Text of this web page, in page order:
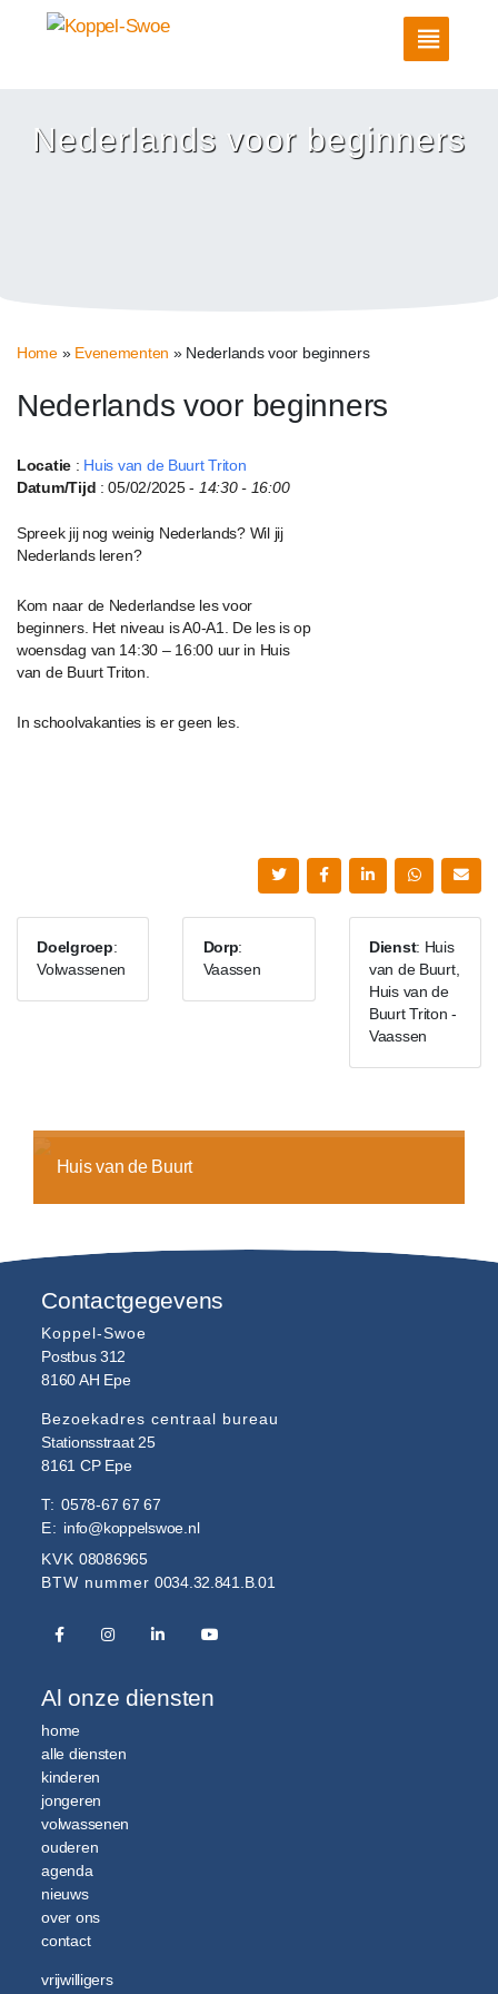
Nederlands voor beginners
Home» Evenementen » Nederlands voor beginners
Nederlands voor beginners
Locatie : Huis van de Buurt Triton
Datum/Tijd : 05/02/2025 - 14:30 - 16:00
Spreek jij nog weinig Nederlands? Wil jij
Nederlands leren?
Kom naar de Nederlandse les voor
beginners. Het niveau is A0-A1. De les is op
woensdag van 14:30 – 16:00 uur in Huis
van de Buurt Triton.
In schoolvakanties is er geen les.
Doelgroep:
Volwassenen
Dorp:
Vaassen
Dienst: Huis
van de Buurt,
Huis van de
Buurt Triton -
Vaassen
Huis van de Buurt
Contactgegevens
Koppel-Swoe
Postbus 312
8160 AH Epe
Bezoekadres centraal bureau
Stationsstraat 25
8161 CP Epe
T:0578-67 67 67
E: info@koppelswoe.nl
KVK 08086965
BTW nummer 0034.32.841.B.01
Al onze diensten
home
alle diensten
kinderen
jongeren
volwassenen
ouderen
agenda
nieuws
over ons
contact
vrijwilligers